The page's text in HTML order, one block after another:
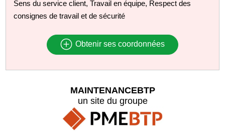
Sens du service client, Travail en équipe, Respect des
consignes de travail et de sécurité
Obtenir ses coordonnées
MAINTENANCEBTP
un site du groupe